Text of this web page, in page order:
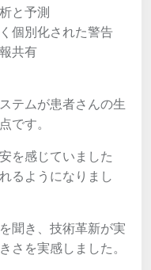
と予測
個別化された警告
共有
テムが患者さんの生
です。
を感じていました
るようになりまし
聞き、技術革新が実
さを実感しました。